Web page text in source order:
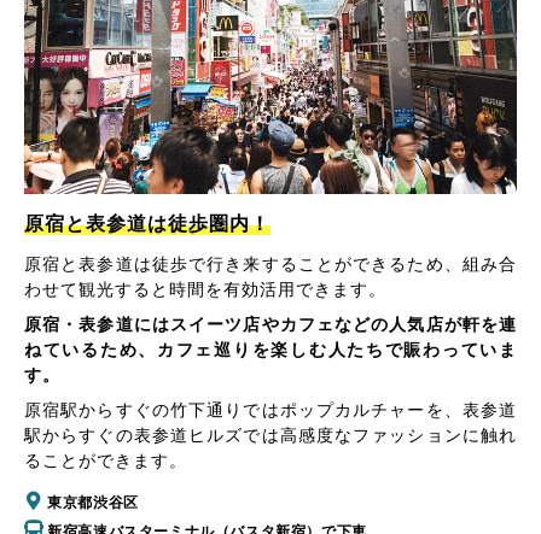
原宿と表参道は徒歩圏内！
原宿と表参道は徒歩で行き来することができるため、組み合
わせて観光すると時間を有効活用できます。
原宿・表参道にはスイーツ店やカフェなどの人気店が軒を連
ねているため、カフェ巡りを楽しむ人たちで賑わっていま
す。
原宿駅からすぐの竹下通りではポップカルチャーを、表参道
駅からすぐの表参道ヒルズでは高感度なファッションに触れ
ることができます。
東京都渋谷区